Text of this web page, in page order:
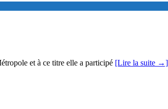
et à ce titre elle a participé [Lire la suite →]